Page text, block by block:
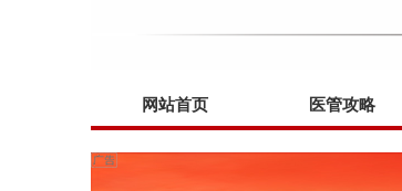
网站首页 医管攻略